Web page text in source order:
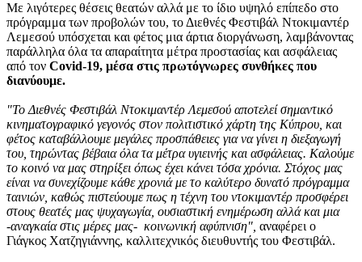
Με λιγότερες θέσεις θεατών αλλά με το ίδιο υψηλό επίπεδο στο
πρόγραμμα των προβολών του, το Διεθνές Φεστιβάλ Ντοκιμαντέρ
Λεμεσού υπόσχεται και φέτος μια άρτια διοργάνωση, λαμβάνοντας
παράλληλα όλα τα απαραίτητα μέτρα προστασίας και ασφάλειας
από τον Covid-19, μέσα στις πρωτόγνωρες συνθήκες που
διανύουμε.
"Το Διεθνές Φεστιβάλ Ντοκιμαντέρ Λεμεσού αποτελεί σημαντικό
κινηματογραφικό γεγονός στον πολιτιστικό χάρτη της Κύπρου, και
φέτος καταβάλλουμε μεγάλες προσπάθειες για να γίνει η διεξαγωγή
του, τηρώντας βέβαια όλα τα μέτρα υγιεινής και ασφάλειας. Καλούμε
το κοινό να μας στηρίξει όπως έχει κάνει τόσα χρόνια. Στόχος μας
είναι να συνεχίζουμε κάθε χρονιά με το καλύτερο δυνατό πρόγραμμα
ταινιών, καθώς πιστεύουμε πως η τέχνη του ντοκιμαντέρ προσφέρει
στους θεατές μας ψυχαγωγία, ουσιαστική ενημέρωση αλλά και μια
-αναγκαία στις μέρες μας- κοινωνική αφύπνιση", αναφέρει ο
Γιάγκος Χατζηγιάννης, καλλιτεχνικός διευθυντής του Φεστιβάλ.